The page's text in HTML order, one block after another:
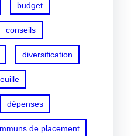
budget
conseils
diversification
dépenses
de placement